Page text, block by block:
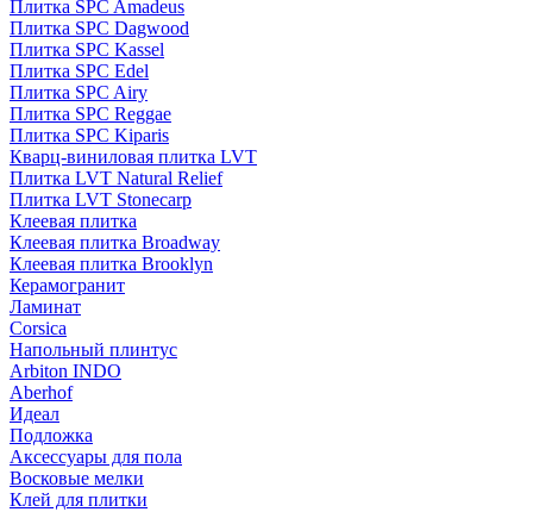
Плитка SPC Amadeus
Плитка SPC Dagwood
Плитка SPC Kassel
Плитка SPC Edel
Плитка SPC Airy
Плитка SPC Reggae
Плитка SPC Kiparis
Кварц-виниловая плитка LVT
Плитка LVT Natural Relief
Плитка LVT Stonecarp
Клеевая плитка
Клеевая плитка Broadway
Клеевая плитка Brooklyn
Керамогранит
Ламинат
Corsica
Напольный плинтус
Arbiton INDO
Aberhof
Идеал
Подложка
Аксессуары для пола
Восковые мелки
Клей для плитки